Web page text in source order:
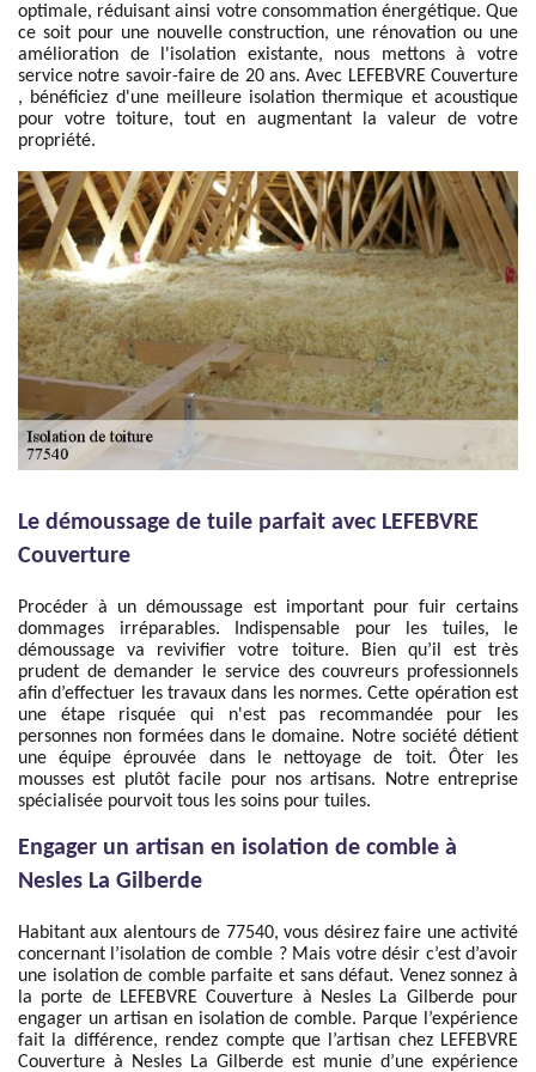
optimale, réduisant ainsi votre consommation énergétique. Que
ce soit pour une nouvelle construction, une rénovation ou une
amélioration de l'isolation existante, nous mettons à votre
service notre savoir-faire de 20 ans. Avec LEFEBVRE Couverture
, bénéficiez d'une meilleure isolation thermique et acoustique
pour votre toiture, tout en augmentant la valeur de votre
propriété.
Le démoussage de tuile parfait avec LEFEBVRE
Couverture
Procéder à un démoussage est important pour fuir certains
dommages irréparables. Indispensable pour les tuiles, le
démoussage va revivifier votre toiture. Bien qu’il est très
prudent de demander le service des couvreurs professionnels
afin d’effectuer les travaux dans les normes. Cette opération est
une étape risquée qui n'est pas recommandée pour les
personnes non formées dans le domaine. Notre société détient
une équipe éprouvée dans le nettoyage de toit. Ôter les
mousses est plutôt facile pour nos artisans. Notre entreprise
spécialisée pourvoit tous les soins pour tuiles.
Engager un artisan en isolation de comble à
Nesles La Gilberde
Habitant aux alentours de 77540, vous désirez faire une activité
concernant l’isolation de comble ? Mais votre désir c’est d’avoir
une isolation de comble parfaite et sans défaut. Venez sonnez à
la porte de LEFEBVRE Couverture à Nesles La Gilberde pour
engager un artisan en isolation de comble. Parque l’expérience
fait la différence, rendez compte que l’artisan chez LEFEBVRE
Couverture à Nesles La Gilberde est munie d’une expérience